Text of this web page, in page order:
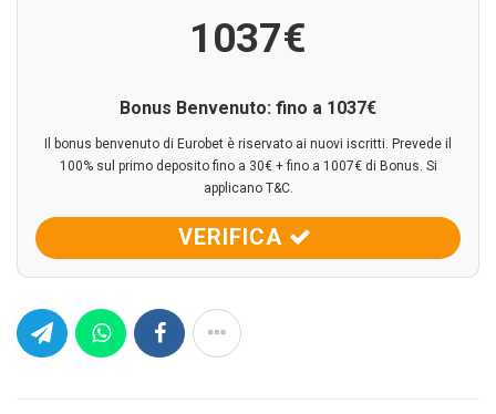
1037€
Bonus Benvenuto: fino a 1037€
Il bonus benvenuto di Eurobet è riservato ai nuovi iscritti. Prevede il
100% sul primo deposito fino a 30€ + fino a 1007€ di Bonus. Si
applicano T&C.
VERIFICA